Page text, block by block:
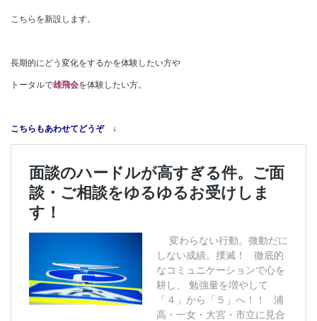
こちらを新設します。
長期的にどう変化をするかを体験したい方や
トータルで雄飛会を体験したい方。
こちらもあわせてどうぞ ↓